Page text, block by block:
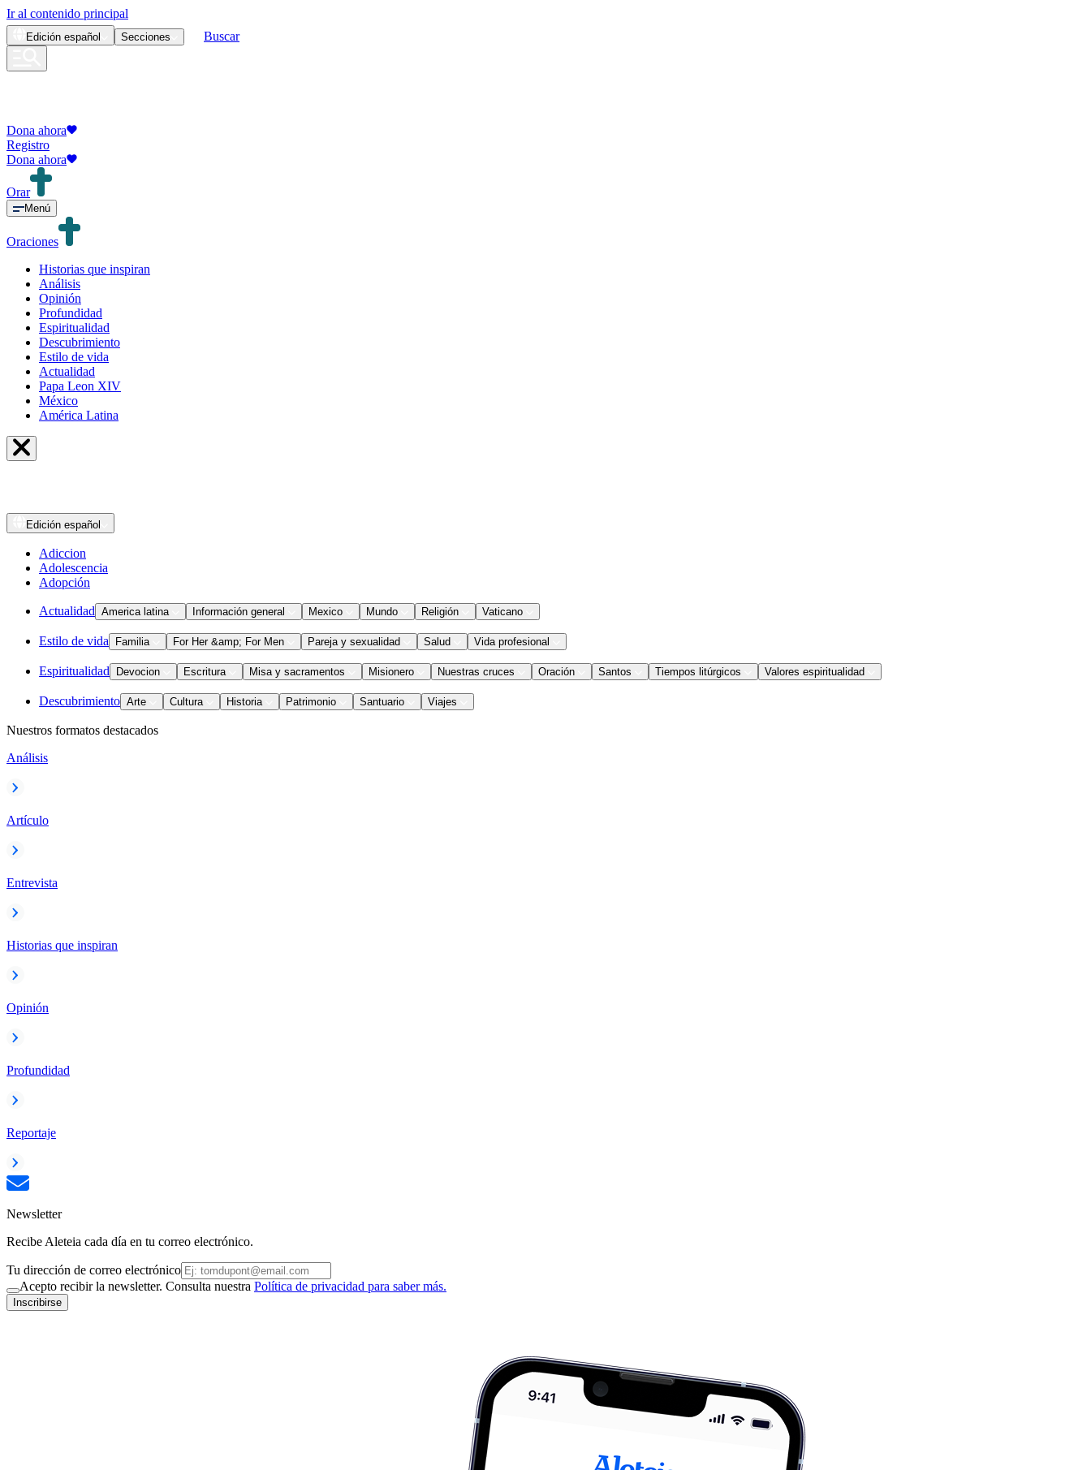
Ir al contenido principal
Edición español Secciones Buscar
Dona ahora
Registro
Dona ahora
Orar
Menú
Oraciones
Historias que inspiran
Análisis
Opinión
Profundidad
Espiritualidad
Descubrimiento
Estilo de vida
Actualidad
Papa Leon XIV
México
América Latina
Edición español
Adiccion
Adolescencia
Adopción
Actualidad America latina Información general Mexico Mundo Religión Vaticano
Estilo de vida Familia For Her &amp; For Men Pareja y sexualidad Salud Vida profesional
Espiritualidad Devocion Escritura Misa y sacramentos Misionero Nuestras cruces Oración Santos Tiempos litúrgicos Valores espiritualidad
Descubrimiento Arte Cultura Historia Patrimonio Santuario Viajes
Nuestros formatos destacados
Análisis
Artículo
Entrevista
Historias que inspiran
Opinión
Profundidad
Reportaje
Newsletter
Recibe Aleteia cada día en tu correo electrónico.
Tu dirección de correo electrónico
Acepto recibir la newsletter. Consulta nuestra Política de privacidad para saber más.
Inscribirse